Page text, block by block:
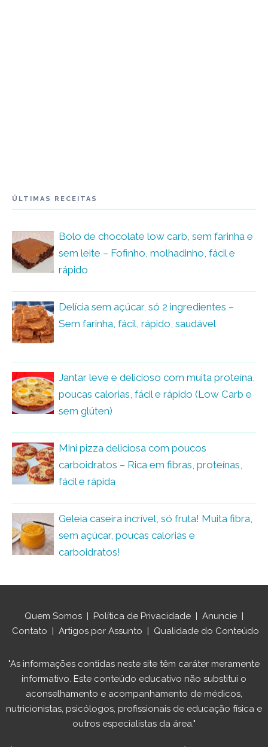
ÚLTIMAS RECEITAS
Bolo de chocolate low carb, sem farinha e
sem leite – Fofinho, molhadinho, fácil e
rápido
Delícia sem açúcar, só 2 ingredientes –
Sem farinha, fácil, rápido, saudável
Jantar leve e delicioso com muita proteína,
poucas calorias, fácil e rápido (Low Carb e
sem glúten)
Mini pizza deliciosa com poucos
carboidratos – Rica em fibras, proteínas,
fácil e rápida
Geleia caseira incrível, só fruta! Muita fibra,
sem açúcar, poucas calorias e
carboidratos!
Quem Somos | Política de Privacidade | Anuncie |
Contato | Artigos por Assunto | Qualidade do Conteúdo
"As informações contidas neste site têm caráter meramente
informativo. Este conteúdo educativo não substitui o
aconselhamento e acompanhamento de médicos,
nutricionistas, psicólogos, profissionais de educação física e
outros especialistas da área."